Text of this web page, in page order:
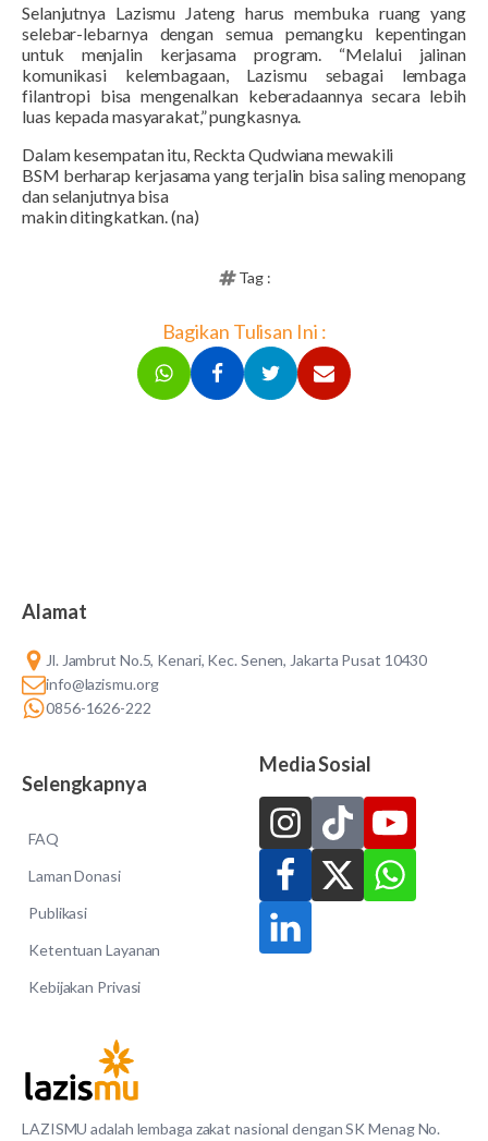
Selanjutnya Lazismu Jateng harus membuka ruang yang
selebar-lebarnya dengan semua pemangku kepentingan
untuk menjalin kerjasama program. “Melalui jalinan
komunikasi kelembagaan, Lazismu sebagai lembaga
filantropi bisa mengenalkan keberadaannya secara lebih
luas kepada masyarakat,” pungkasnya.
Dalam kesempatan itu, Reckta Qudwiana mewakili
BSM berharap kerjasama yang terjalin bisa saling menopang
dan selanjutnya bisa
makin ditingkatkan. (na)
Tag :
Bagikan Tulisan Ini :
LAZISMU adalah lembaga zakat nasional dengan SK Menag No.
Alamat
Jl. Jambrut No.5, Kenari, Kec. Senen, Jakarta Pusat 10430
info@lazismu.org
0856-1626-222
Selengkapnya
FAQ
Laman Donasi
Publikasi
Ketentuan Layanan
Kebijakan Privasi
Media Sosial